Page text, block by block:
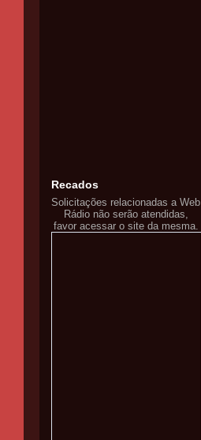
Recados
Solicitações relacionadas a Web
Rádio não serão atendidas,
favor acessar o site da mesma.